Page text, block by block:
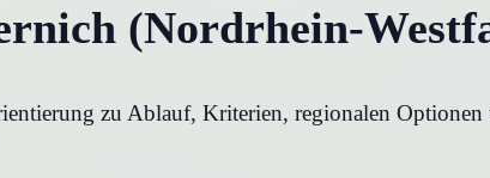
(Nordrhein-
zu Ablauf, Kriterien, regionalen